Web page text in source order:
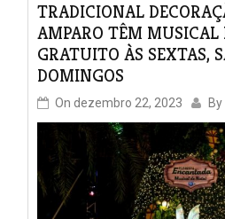
TRADICIONAL
AMPARO TÊM MUSICAL
GRATUITO ÀS SEXTAS,
DOMINGOS
On dezembro 22, 2023 By